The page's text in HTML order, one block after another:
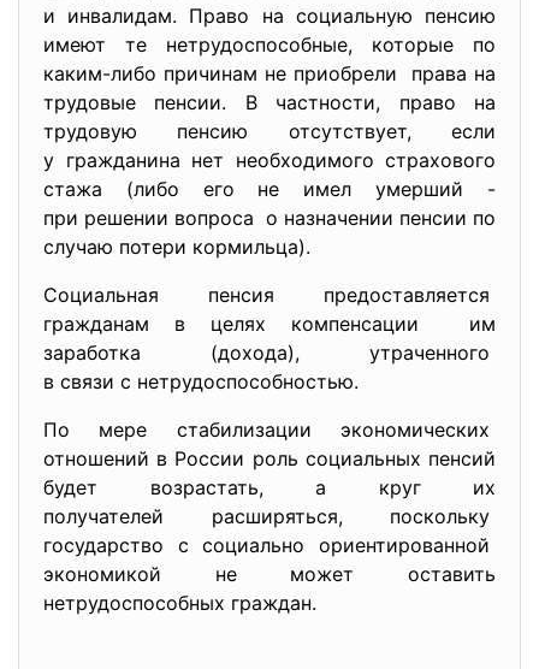
и инвалидам. Право на социальную пенсию
имеют те нетрудоспособные, которые по
каким-либо причинам не приобрели права на
трудовые пенсии. В частности, право на
трудовую пенсию отсутствует, если
у гражданина нет необходимого страхового
стажа (либо его не имел умерший -
при решении вопроса о назначении пенсии по
случаю потери кормильца).
Социальная пенсия предоставляется
гражданам в целях компенсации им
заработка (дохода), утраченного
в связи с нетрудоспособностью.
По мере стабилизации экономических
отношений в России роль социальных пенсий
будет возрастать, а круг их
получателей расширяться, поскольку
государство с социально ориентированной
экономикой не может оставить
нетрудоспособных граждан.